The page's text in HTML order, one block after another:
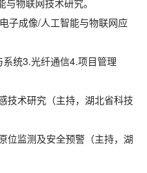
物联网技术研究。
子成像/人工智能与物联网应
统3.光纤通信4.项目管理
技术研究 （主持，湖北省科技
位监测及安全预警（主持，湖